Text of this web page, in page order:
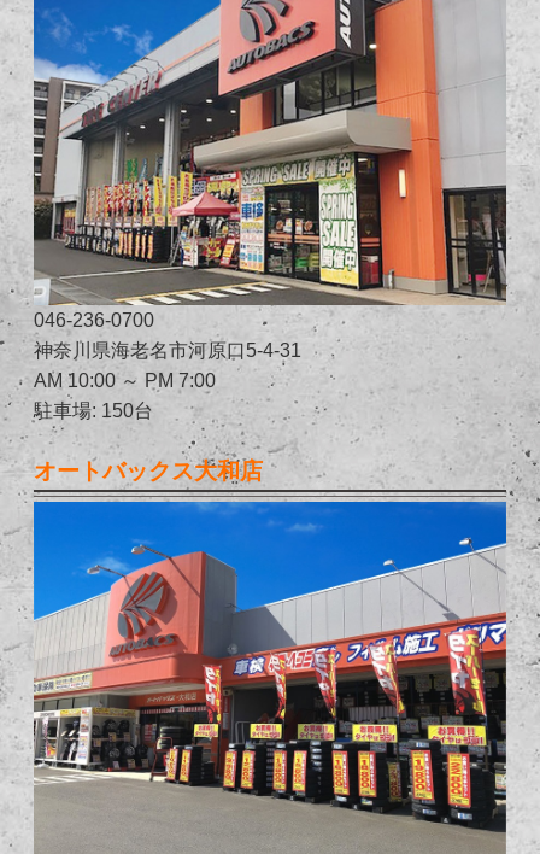
046-236-0700
神奈川県海老名市河原口5-4-31
AM 10:00 ～ PM 7:00
駐車場: 150台
オートバックス大和店